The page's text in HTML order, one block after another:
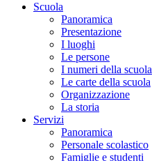
Scuola
Panoramica
Presentazione
I luoghi
Le persone
I numeri della scuola
Le carte della scuola
Organizzazione
La storia
Servizi
Panoramica
Personale scolastico
Famiglie e studenti